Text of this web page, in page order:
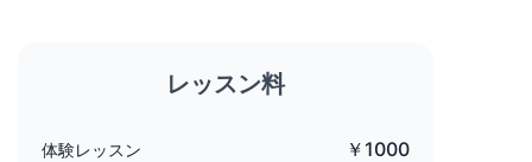
レッスン料
体験レッスン ￥1000